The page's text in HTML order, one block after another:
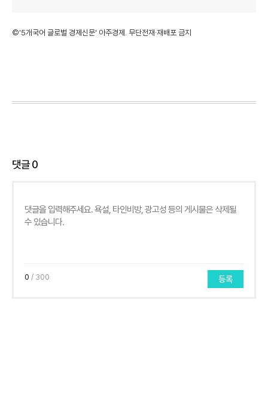
©'5개국어 글로벌 경제신문' 아주경제. 무단전재·재배포 금지
댓글0
0 / 300 등록